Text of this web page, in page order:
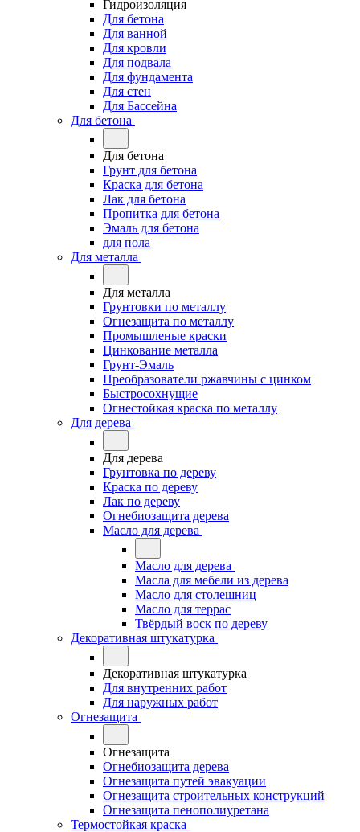
Гидроизоляция
Для бетона
Для ванной
Для кровли
Для подвала
Для фундамента
Для стен
Для Бассейна
Для бетона
Для бетона
Грунт для бетона
Краска для бетона
Лак для бетона
Пропитка для бетона
Эмаль для бетона
для пола
Для металла
Для металла
Грунтовки по металлу
Огнезащита по металлу
Промышленые краски
Цинкование металла
Грунт-Эмаль
Преобразователи ржавчины с цинком
Быстросохнущие
Огнестойкая краска по металлу
Для дерева
Для дерева
Грунтовка по дереву
Краска по дереву
Лак по дереву
Огнебиозащита дерева
Масло для дерева
Масло для дерева
Масла для мебели из дерева
Масло для столешниц
Масло для террас
Твёрдый воск по дереву
Декоративная штукатурка
Декоративная штукатурка
Для внутренних работ
Для наружных работ
Огнезащита
Огнезащита
Огнебиозащита дерева
Огнезащита путей эвакуации
Огнезащита строительных конструкций
Огнезащита пенополиуретана
Термостойкая краска